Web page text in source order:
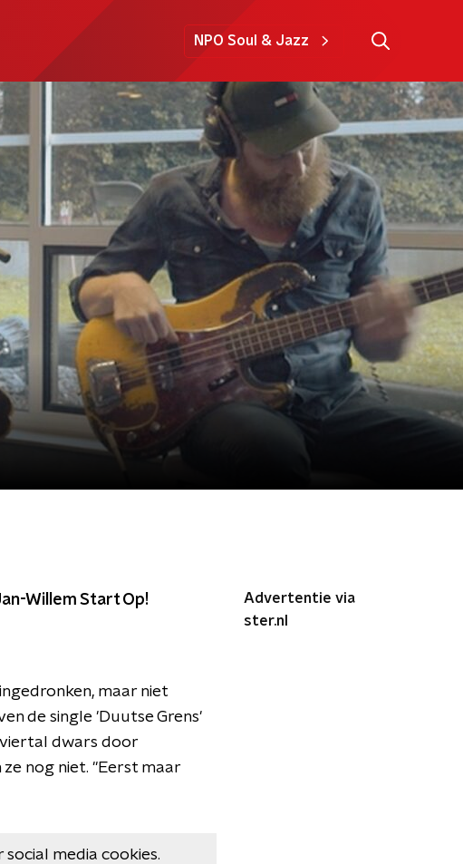
NPO Soul & Jazz
Willem Start Op!
maar niet
de single 'Duutse Grens'
viertal dwars door
nog niet. "Eerst maar
social media cookies.
Advertentie via
ster.nl